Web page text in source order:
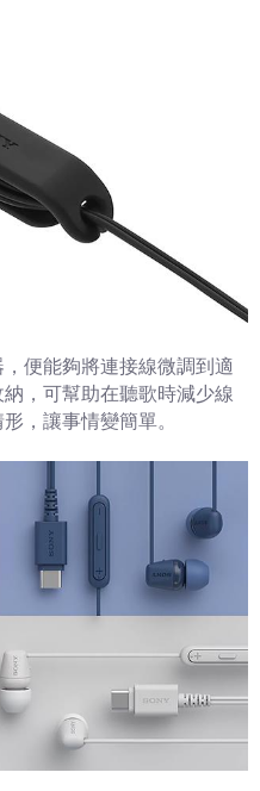
便能夠將連接線微調到適
，可幫助在聽歌時減少線
，讓事情變簡單。